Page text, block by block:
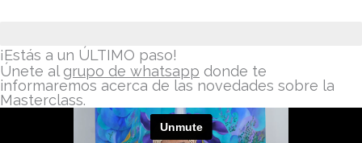
¡Estás a un ÚLTIMO paso!
Únete al grupo de whatsapp donde te
informaremos acerca de las novedades sobre la
Masterclass.